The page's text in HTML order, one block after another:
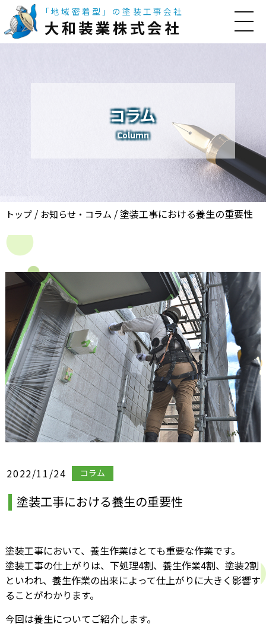
「地域密着型」の塗装工事会社
大和装業株式会社
コラム
Column
トップ/ お知らせ・コラム /塗装工事における養生の重要性
2022/11/24 コラム
塗装工事における養生の重要性
塗装工事において、養生作業はとても重要な作業です。
塗装工事の仕上がりは、下処理4割、養生作業4割、塗装2割
といわれ、養生作業の出来によって仕上がりに大きく影響す
ることがわかります。
今回は養生についてご紹介します。